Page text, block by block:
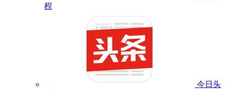
程
今日头